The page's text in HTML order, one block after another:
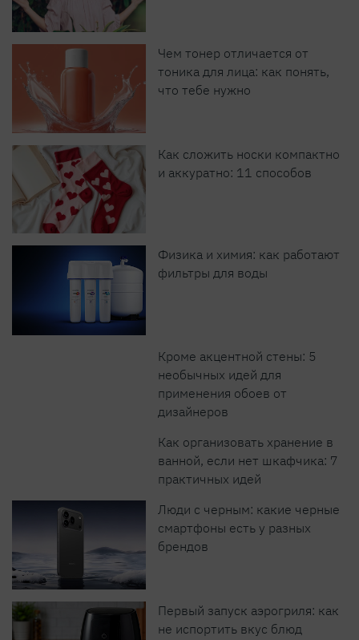
Чем тонер отличается от
тоника для лица: как понять,
что тебе нужно
Как сложить носки компактно
и аккуратно: 11 способов
Физика и химия: как работают
фильтры для воды
Кроме акцентной стены: 5
необычных идей для
применения обоев от
дизайнеров
Как организовать хранение в
ванной, если нет шкафчика: 7
практичных идей
Люди с черным: какие черные
смартфоны есть у разных
брендов
Первый запуск аэрогриля: как
не испортить вкус блюд